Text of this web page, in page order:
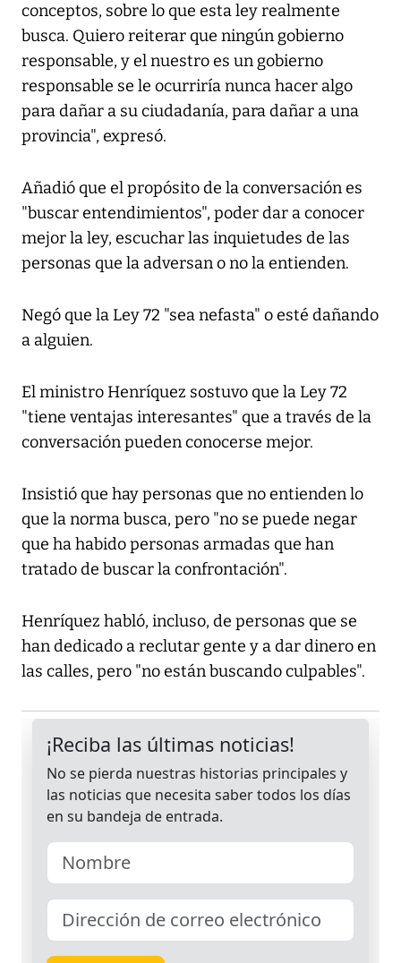
conceptos, sobre lo que esta ley realmente
busca. Quiero reiterar que ningún gobierno
responsable, y el nuestro es un gobierno
responsable se le ocurriría nunca hacer algo
para dañar a su ciudadanía, para dañar a una
provincia", expresó.
Añadió que el propósito de la conversación es
"buscar entendimientos", poder dar a conocer
mejor la ley, escuchar las inquietudes de las
personas que la adversan o no la entienden.
Negó que la Ley 72 "sea nefasta" o esté dañando
a alguien.
El ministro Henríquez sostuvo que la Ley 72
"tiene ventajas interesantes" que a través de la
conversación pueden conocerse mejor.
Insistió que hay personas que no entienden lo
que la norma busca, pero "no se puede negar
que ha habido personas armadas que han
tratado de buscar la confrontación".
Henríquez habló, incluso, de personas que se
han dedicado a reclutar gente y a dar dinero en
las calles, pero "no están buscando culpables".